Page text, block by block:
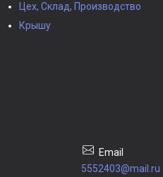
Цех, Склад, Производство
Крышу
5552403@mail.ru